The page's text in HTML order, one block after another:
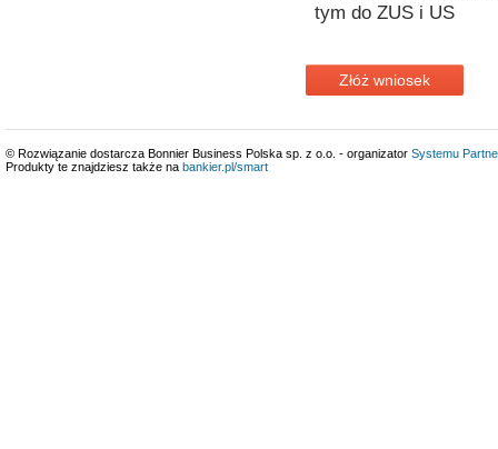
tym do ZUS i US
Złóż wniosek
© Rozwiązanie dostarcza Bonnier Business Polska sp. z o.o. - organizator Systemu
Produkty te znajdziesz także na bankier.pl/smart